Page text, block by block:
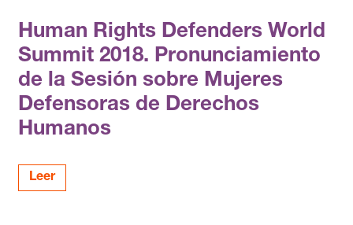
Human Rights Defenders World
Summit 2018. Pronunciamiento
de la Sesión sobre Mujeres
Defensoras de Derechos
Humanos
Leer